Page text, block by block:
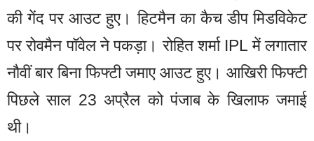
की गेंद पर आउट हुए। हिटमैन का कैच डीप मिडविकेट
पर रोवमैन पॉवेल ने पकड़ा। रोहित शर्मा IPL में लगातार
नौवीं बार बिना फिफ्टी जमाए आउट हुए। आखिरी फिफ्टी
पिछले साल 23 अप्रैल को पंजाब के खिलाफ जमाई
थी।